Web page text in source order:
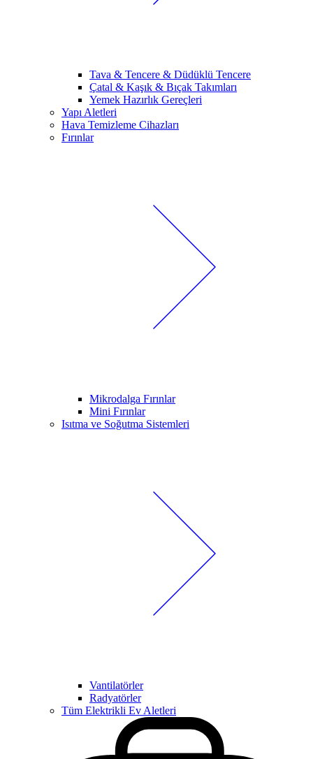
Tava & Tencere & Düdüklü Tencere
Çatal & Kaşık & Bıçak Takımları
Yemek Hazırlık Gereçleri
Yapı Aletleri
Hava Temizleme Cihazları
Fırınlar
Mikrodalga Fırınlar
Mini Fırınlar
Isıtma ve Soğutma Sistemleri
Vantilatörler
Radyatörler
Tüm Elektrikli Ev Aletleri